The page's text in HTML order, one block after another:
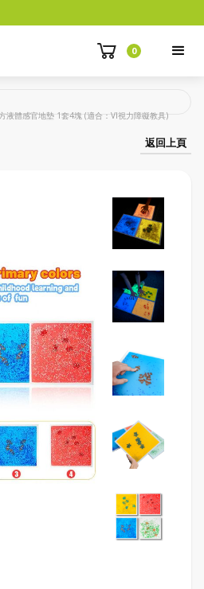
0
液體感官地墊 1套4塊 (適合：VI視力障礙教具)
返回上頁